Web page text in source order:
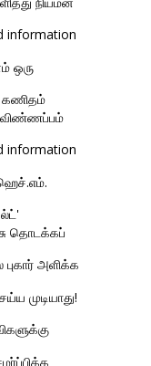
information
ஒரு
கணிதம்
விண்ணப்பம்
information
தொடக்கப்
அளிக்க
முடியாது!